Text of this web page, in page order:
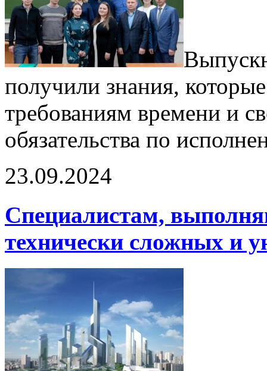
получили знания,
требованиям времени и
обязательства по
23.09.2024
Специалистам,
технически сложных и